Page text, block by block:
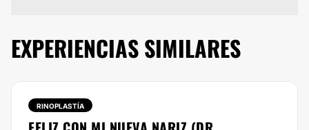
EXPERIENCIAS SIMILARES
RINOPLASTÍA